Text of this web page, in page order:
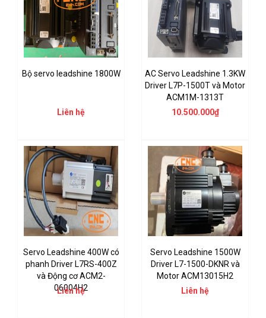
Bộ servo leadshine 1800W
Liên hệ
AC Servo Leadshine 1.3KW
Driver L7P-1500T và Motor
ACM1M-1313T
10.500.000₫
Servo Leadshine 400W có
phanh Driver L7RS-400Z
và Động cơ ACM2-
06004H2
Liên hệ
Servo Leadshine 1500W
Driver L7-1500-DKNR và
Motor ACM13015H2
Liên hệ